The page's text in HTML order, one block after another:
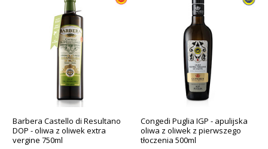
Barbera Castello di Resultano
DOP - oliwa z oliwek extra
vergine 750ml
Congedi Puglia IGP - apulijska
oliwa z oliwek z pierwszego
tłoczenia 500ml